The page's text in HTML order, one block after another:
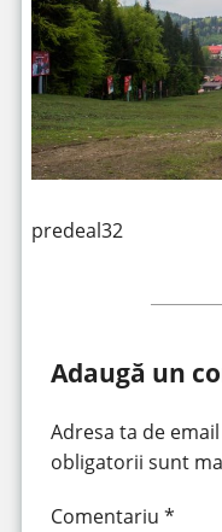
predeal32
Adaugă un
Adresa ta de
obligatorii sunt
Comentariu *